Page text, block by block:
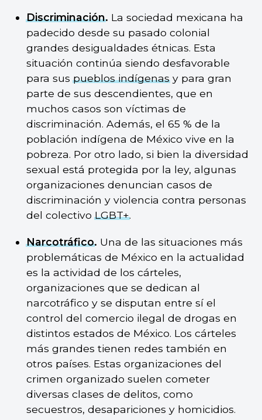
Discriminación. La sociedad mexicana ha
padecido desde su pasado colonial
grandes desigualdades étnicas. Esta
situación continúa siendo desfavorable
para suspueblos indígenasy para gran
parte de sus descendientes, que en
muchos casos son víctimas de
discriminación. Además, el 65 % de la
población indígena de México vive en la
pobreza. Por otro lado, si bien la diversidad
sexual está protegida por la ley, algunas
organizaciones denuncian casos de
discriminación y violencia contra personas
del colectivoLGBT+.
Narcotráfico. Una de las situaciones más
problemáticas de México en la actualidad
es la actividad de los cárteles,
organizaciones que se dedican al
narcotráfico y se disputan entre sí el
control del comercio ilegal de drogas en
distintos estados de México. Los cárteles
más grandes tienen redes también en
otros países. Estas organizaciones del
crimen organizado suelen cometer
diversas clases de delitos, como
secuestros, desapariciones y homicidios.